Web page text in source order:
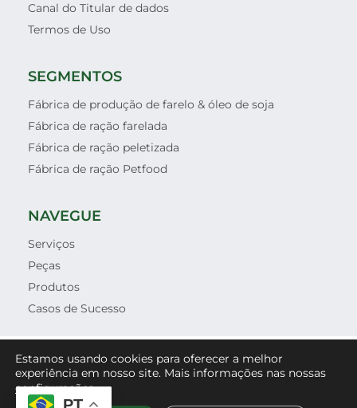
Canal do Titular de dados
Termos de Uso
SEGMENTOS
Fábrica de produção de farelo & óleo de soja
Fábrica de ração farelada
Fábrica de ração peletizada
Fábrica de ração Petfood
NAVEGUE
Serviços
Peças
Produtos
Casos de Sucesso
© 2021 - GREENPECAS INDUSTRIA E COMERCIO DE
MAQUINAS E EQUIPAMENTOS LTDA - TODOS OS
DIREITOS RESERVADOS
Estamos usando cookies para oferecer a melhor
experiência em nosso site. Mais informações nas nossas
configurações.